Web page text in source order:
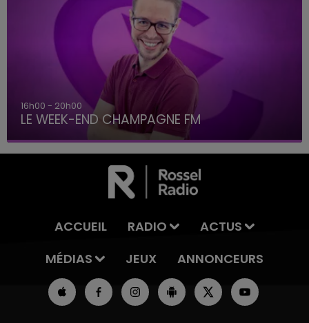
16h00 - 20h00
LE WEEK-END CHAMPAGNE FM
ACCUEIL RADIO
ACTUS
MÉDIAS
JEUX ANNONCEURS